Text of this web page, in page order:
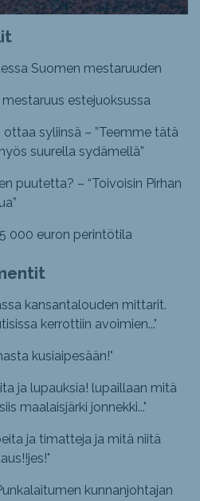
Suomen mestaruuden
estejuoksussa
syliinsä – ”Teemme tätä
suurella sydämellä”
puutetta? – “Toivoisin Pirhan
000 euron perintötila
kansantalouden mittarit.
kerrottiin avoimien..."
kusiaipesään!"
ja lupauksia! lupaillaan mitä
maalaisjärki jonnekki..."
ja timatteja ja mitä niitä
"
kunnanjohtajan